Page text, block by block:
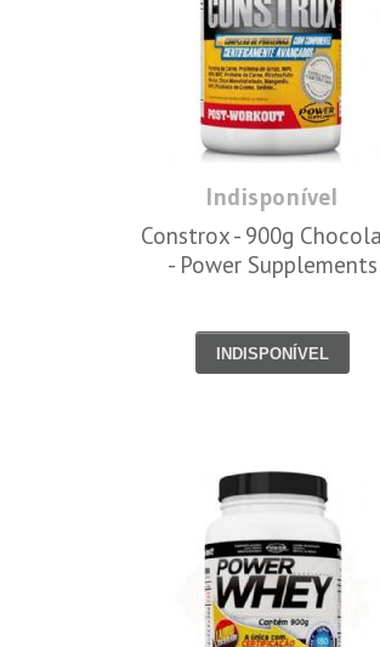
Indisponível
Constrox - 900g
- Power Supplements
INDISPONÍVEL